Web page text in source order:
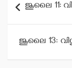
navigation
ജൂലൈ 11:
ജൂലൈ 13: